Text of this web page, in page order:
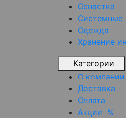
Оснастка
Системные
Одежда
Хранение
Категории
О компании
Доставка
Оплата
Акции %